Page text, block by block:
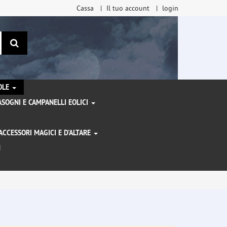
Cassa Il tuo account login
ricerca
E CAMPANELLI EOLICI
MAGICI E D'ALTARE